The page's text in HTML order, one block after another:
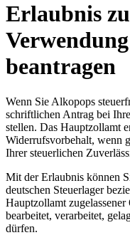
Erlaubnis
beantragen
Wenn Sie Alkopops
schriftlichen Antrag bei
stellen. Das Hauptzollamt
Widerrufsvorbehalt, wenn
Ihrer steuerlichen
Mit der Erlaubnis können
deutschen Steuerlager
Hauptzollamt
bearbeitet, verarbeitet,
dürfen.